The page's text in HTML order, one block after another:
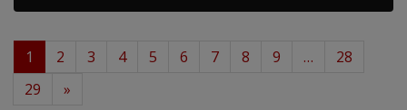
1 2 3 4 5 6 7 8 9 …
28
29
»